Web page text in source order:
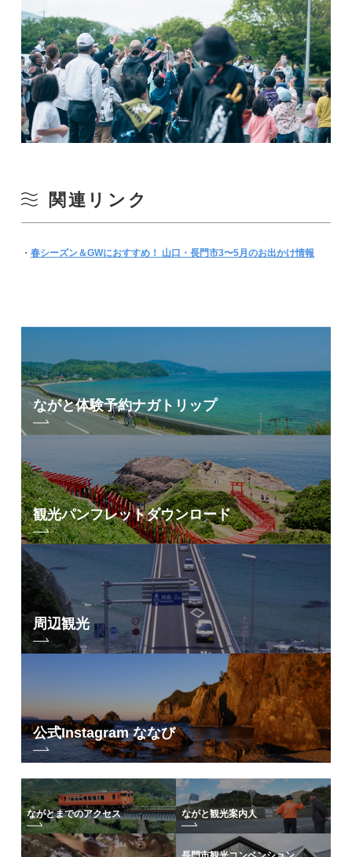
関連リンク
・ 春シーズン＆GWにおすすめ！ 山口・長門市3〜5月のお出かけ情報
ながと体験予約ナガトリップ
観光パンフレットダウンロード
周辺観光
公式Instagram ななび
ながとまでのアクセス ながと観光案内人